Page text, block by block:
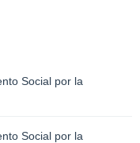
Social por la
Social por la